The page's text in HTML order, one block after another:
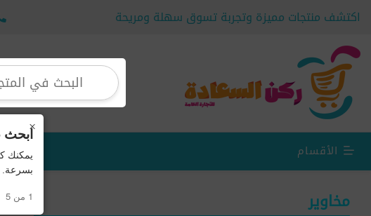
اكتشف منتجات مميزة وتجربة تسوق سهلة ومريحة
الأقسام
مخاوير
×ابحث
يمكنك
بسرعة.
1 من 5